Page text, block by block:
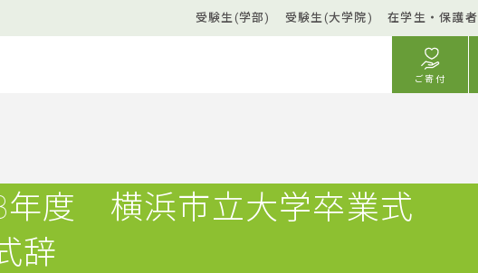
受験生(学部) 受験生(大学院) 在学生・保護者
ご寄付
年度 横浜市立大学卒業式
辞